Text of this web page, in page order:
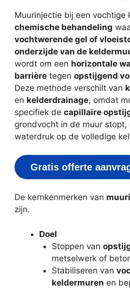
Muurinjectie bij een vochtige
chemische behandeling
vochtwerende gel of
onderzijde van de
wordt om een horizontale
barrière tegen opstijgend
Deze methode verschilt van
en kelderdrainage, omdat
specifiek de capillaire
grondvocht in de muur stopt,
waterdruk op de volledige
Gratis offerte
De kernkenmerken van
zijn.
Doel
Stoppen van
metselwerk of
Stabiliseren van
keldermuren en